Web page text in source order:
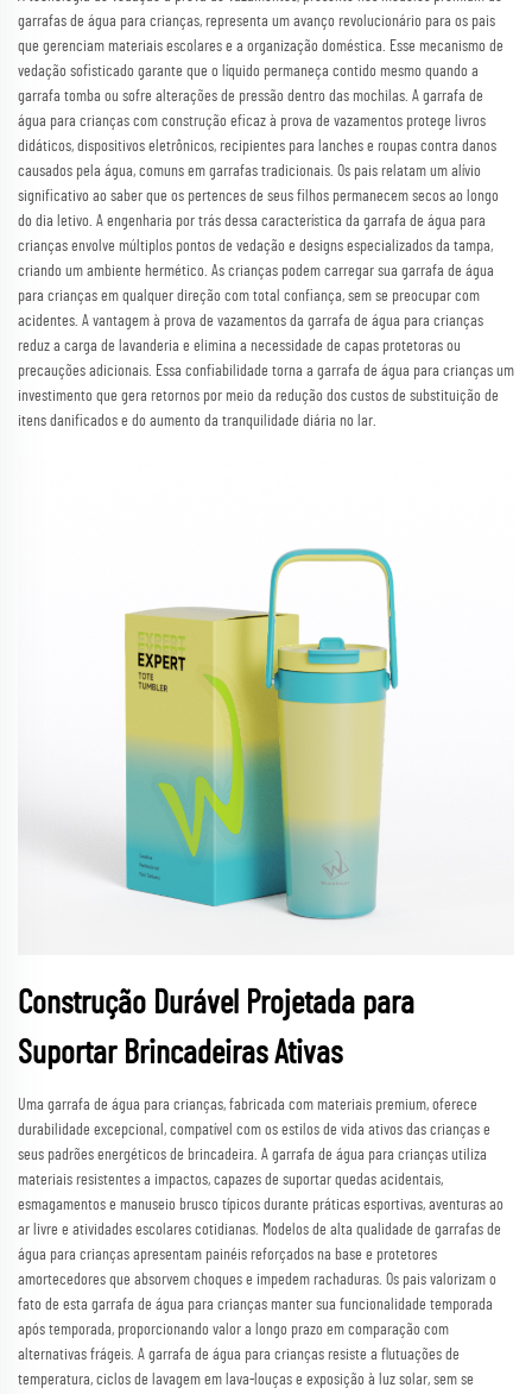
garrafas de água para crianças, representa um avanço revolucionário para os pais
que gerenciam materiais escolares e a organização doméstica. Esse mecanismo de
vedação sofisticado garante que o líquido permaneça contido mesmo quando a
garrafa tomba ou sofre alterações de pressão dentro das mochilas. A garrafa de
água para crianças com construção eficaz à prova de vazamentos protege livros
didáticos, dispositivos eletrônicos, recipientes para lanches e roupas contra danos
causados pela água, comuns em garrafas tradicionais. Os pais relatam um alívio
significativo ao saber que os pertences de seus filhos permanecem secos ao longo
do dia letivo. A engenharia por trás dessa característica da garrafa de água para
crianças envolve múltiplos pontos de vedação e designs especializados da tampa,
criando um ambiente hermético. As crianças podem carregar sua garrafa de água
para crianças em qualquer direção com total confiança, sem se preocupar com
acidentes. A vantagem à prova de vazamentos da garrafa de água para crianças
reduz a carga de lavanderia e elimina a necessidade de capas protetoras ou
precauções adicionais. Essa confiabilidade torna a garrafa de água para crianças um
investimento que gera retornos por meio da redução dos custos de substituição de
itens danificados e do aumento da tranquilidade diária no lar.
Construção Durável Projetada para
Suportar Brincadeiras Ativas
Uma garrafa de água para crianças, fabricada com materiais premium, oferece
durabilidade excepcional, compatível com os estilos de vida ativos das crianças e
seus padrões energéticos de brincadeira. A garrafa de água para crianças utiliza
materiais resistentes a impactos, capazes de suportar quedas acidentais,
esmagamentos e manuseio brusco típicos durante práticas esportivas, aventuras ao
ar livre e atividades escolares cotidianas. Modelos de alta qualidade de garrafas de
água para crianças apresentam painéis reforçados na base e protetores
amortecedores que absorvem choques e impedem rachaduras. Os pais valorizam o
fato de esta garrafa de água para crianças manter sua funcionalidade temporada
após temporada, proporcionando valor a longo prazo em comparação com
alternativas frágeis. A garrafa de água para crianças resiste a flutuações de
temperatura, ciclos de lavagem em lava-louças e exposição à luz solar, sem se